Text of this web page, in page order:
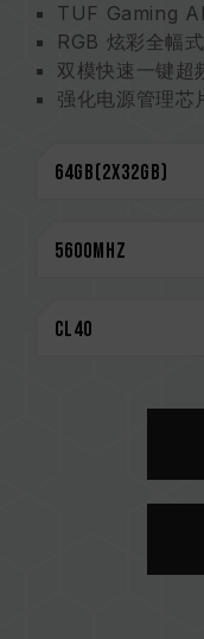
TUF Gaming
RGB 炫彩全幅
双模快速一键超
强化电源管理芯
创新线路结构专
终身保固
兼容平台完整信
请勿混合使用
存。每一组套
成。若混合使
不稳定或不开机